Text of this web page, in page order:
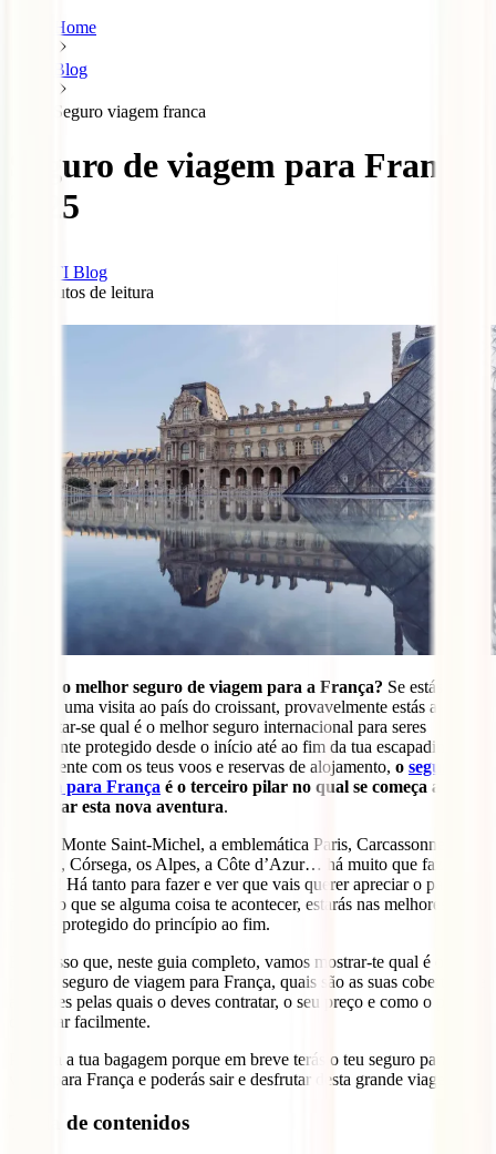
Home
Blog
Seguro viagem franca
Seguro de viagem para França
2025
IATI Blog
minutos de leitura
Qual é o melhor seguro de viagem para a França? Se estás a
planear uma visita ao país do croissant, provavelmente estás a
perguntar-se qual é o melhor seguro internacional para seres
totalmente protegido desde o início até ao fim da tua escapadinha.
Juntamente com os teus voos e reservas de alojamento, o seguro de
viagem para França é o terceiro pilar no qual se começa a
preparar esta nova aventura.
O belo Monte Saint-Michel, a emblemática Paris, Carcassonne,
Alsácia, Córsega, os Alpes, a Côte d’Azur… há muito que fazer em
França! Há tanto para fazer e ver que vais querer apreciar o país
sabendo que se alguma coisa te acontecer, estarás nas melhores
mãos e protegido do princípio ao fim.
É por isso que, neste guia completo, vamos mostrar-te qual é o
melhor seguro de viagem para França, quais são as suas coberturas e
as razões pelas quais o deves contratar, o seu preço e como o podes
contratar facilmente.
Prepara a tua bagagem porque em breve terás o teu seguro para
viajar para França e poderás sair e desfrutar desta grande viagem.
Tabla de contenidos